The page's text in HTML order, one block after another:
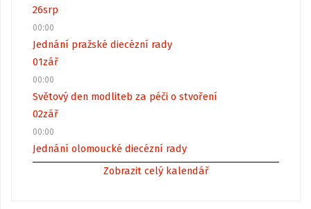
26srp
00:00
Jednání pražské diecézní rady
01zář
00:00
Světový den modliteb za péči o stvoření
02zář
00:00
Jednání olomoucké diecézní rady
Zobrazit celý kalendář